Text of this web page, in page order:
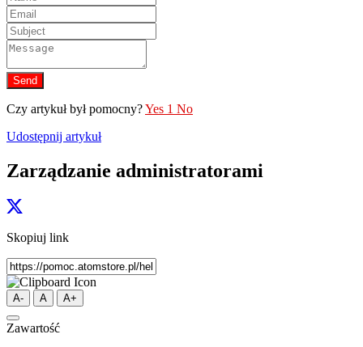
Send
Czy artykuł był pomocny?Yes 1 No
Udostępnij artykuł
Zarządzanie administratorami
Skopiuj link
A- A A+
Zawartość